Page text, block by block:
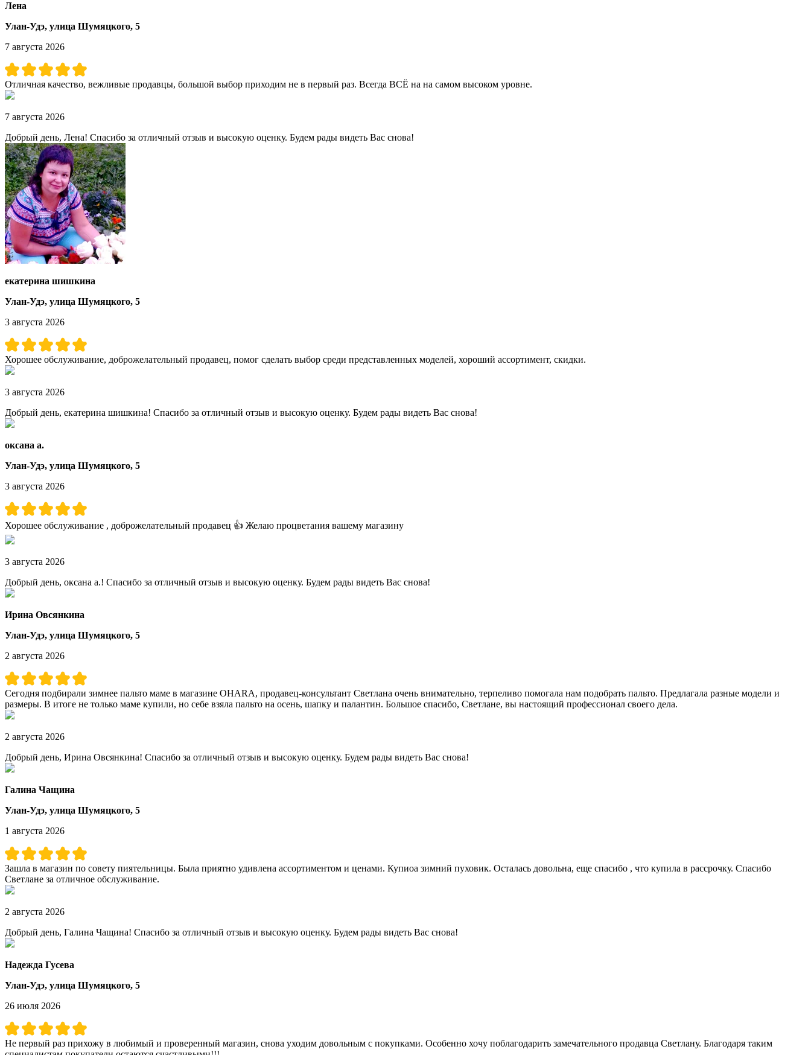
Лена
Улан-Удэ, улица Шумяцкого, 5
7 августа 2026
Отличная качество, вежливые продавцы, большой выбор приходим не в первый раз. Всегда ВСЁ на на самом высоком уровне.
7 августа 2026
Добрый день, Лена! Спасибо за отличный отзыв и высокую оценку. Будем рады видеть Вас снова!
екатерина шишкина
Улан-Удэ, улица Шумяцкого, 5
3 августа 2026
Хорошее обслуживание, доброжелательный продавец, помог сделать выбор среди представленных моделей, хороший ассортимент, скидки.
3 августа 2026
Добрый день, екатерина шишкина! Спасибо за отличный отзыв и высокую оценку. Будем рады видеть Вас снова!
оксана а.
Улан-Удэ, улица Шумяцкого, 5
3 августа 2026
Хорошее обслуживание , доброжелательный продавец 👍 Желаю процветания вашему магазину
3 августа 2026
Добрый день, оксана а.! Спасибо за отличный отзыв и высокую оценку. Будем рады видеть Вас снова!
Ирина Овсянкина
Улан-Удэ, улица Шумяцкого, 5
2 августа 2026
Сегодня подбирали зимнее пальто маме в магазине OHARA, продавец-консультант Светлана очень внимательно, терпеливо помогала нам подобрать пальто. Предлагала разные модели и
размеры. В итоге не только маме купили, но себе взяла пальто на осень, шапку и палантин. Большое спасибо, Светлане, вы настоящий профессионал своего дела.
2 августа 2026
Добрый день, Ирина Овсянкина! Спасибо за отличный отзыв и высокую оценку. Будем рады видеть Вас снова!
Галина Чащина
Улан-Удэ, улица Шумяцкого, 5
1 августа 2026
Зашла в магазин по совету пиятельницы. Была приятно удивлена ассортиментом и ценами. Купиоа зимний пуховик. Осталась довольна, еще спасибо , что купила в рассрочку. Спасибо
Светлане за отличное обслуживание.
2 августа 2026
Добрый день, Галина Чащина! Спасибо за отличный отзыв и высокую оценку. Будем рады видеть Вас снова!
Надежда Гусева
Улан-Удэ, улица Шумяцкого, 5
26 июля 2026
Не первый раз прихожу в любимый и проверенный магазин, снова уходим довольным с покупками. Особенно хочу поблагодарить замечательного продавца Светлану. Благодаря таким